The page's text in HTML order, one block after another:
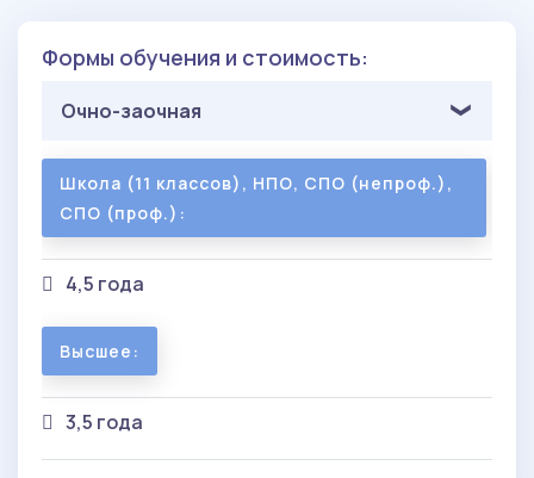
Формы обучения и стоимость:
Очно-заочная
Школа (11 классов), НПО, СПО (непроф.),
СПО (проф.):
4,5 года
Высшее:
3,5 года